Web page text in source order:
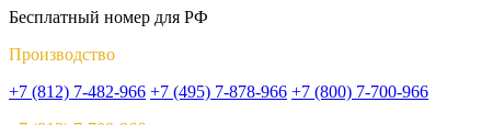
Бесплатный номер для РФ
Производство
+7 (812) 7-482-966 +7 (495) 7-878-966 +7 (800) 7-700-966